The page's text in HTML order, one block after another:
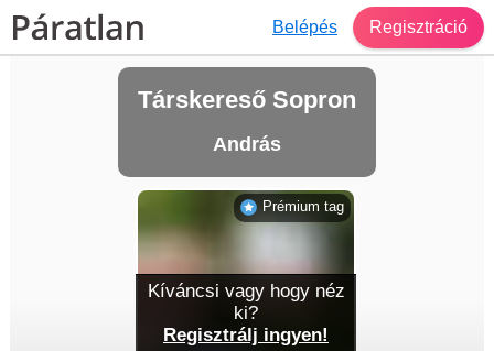
Belépés Regisztráció
Társkereső Sopron
András
Kíváncsi vagy hogy néz
ki?
Regisztrálj ingyen!
Prémium tag